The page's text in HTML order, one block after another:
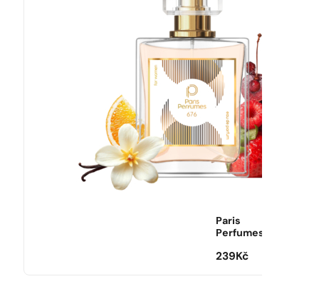
Paris
Perfumes
239 Kč